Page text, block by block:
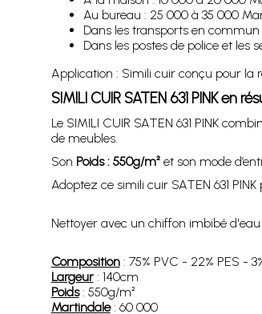
Au bureau : 25 000 à 35 000
Dans les transports en
Dans les postes de police et les
Application : Simili cuir conçu pour la
SIMILI CUIR SATEN 631 PINK en
Le SIMILI CUIR SATEN 631 PINK
de meubles.
Son Poids : 550g/m²et son mode
Adoptez ce simili cuir SATEN 631
Nettoyer avec un chiffon imbibé
Composition: 75% PVC - 22% PES -
Largeur: 140cm
Poids: 550g/m²
Martindale: 60 000